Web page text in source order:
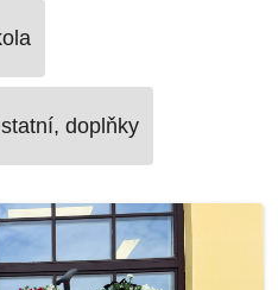
doplňky